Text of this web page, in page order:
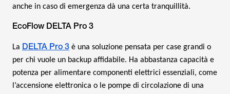
anche in caso di emergenza dà una certa tranquillità.
EcoFlow DELTA Pro 3
La DELTA Pro 3 è una soluzione pensata per case grandi o
per chi vuole un backup affidabile. Ha abbastanza capacità e
potenza per alimentare componenti elettrici essenziali, come
l’accensione elettronica o le pompe di circolazione di una